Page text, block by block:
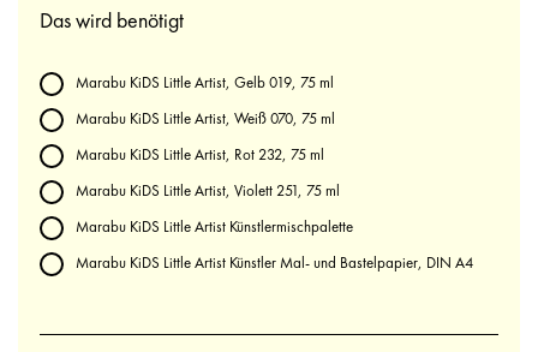
Das wird benötigt
Marabu KiDS Little Artist, Gelb 019, 75 ml
Marabu KiDS Little Artist, Weiß 070, 75 ml
Marabu KiDS Little Artist, Rot 232, 75 ml
Marabu KiDS Little Artist, Violett 251, 75 ml
Marabu KiDS Little Artist Künstlermischpalette
Marabu KiDS Little Artist Künstler Mal- und Bastelpapier, DIN A4